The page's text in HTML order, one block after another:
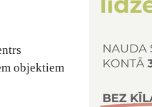
objektiem